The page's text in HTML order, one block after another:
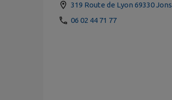
319 Route de Lyon 69330 Jons
06 02 44 71 77